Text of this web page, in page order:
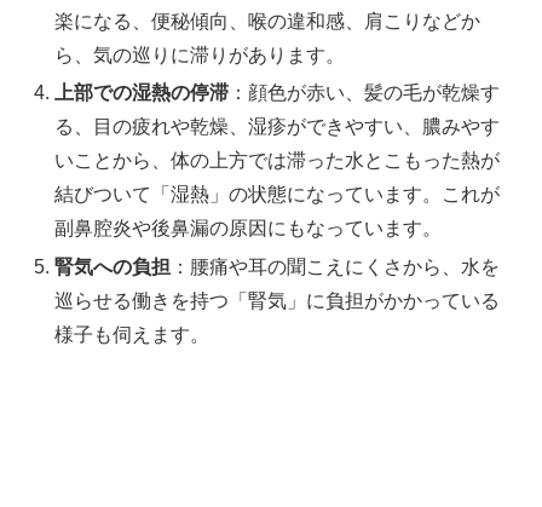
楽になる、便秘傾向、喉の違和感、肩こりなどか
ら、気の巡りに滞りがあります。
上部での湿熱の停滞 ：顔色が赤い、髪の毛が乾燥す
る、目の疲れや乾燥、湿疹ができやすい、膿みやす
いことから、体の上方では滞った水とこもった熱が
結びついて「湿熱」の状態になっています。これが
副鼻腔炎や後鼻漏の原因にもなっています。
腎気への負担 ：腰痛や耳の聞こえにくさから、水を
巡らせる働きを持つ「腎気」に負担がかかっている
様子も伺えます。